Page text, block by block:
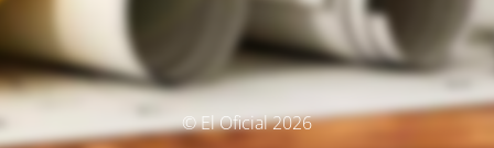
© El Oficial 2026